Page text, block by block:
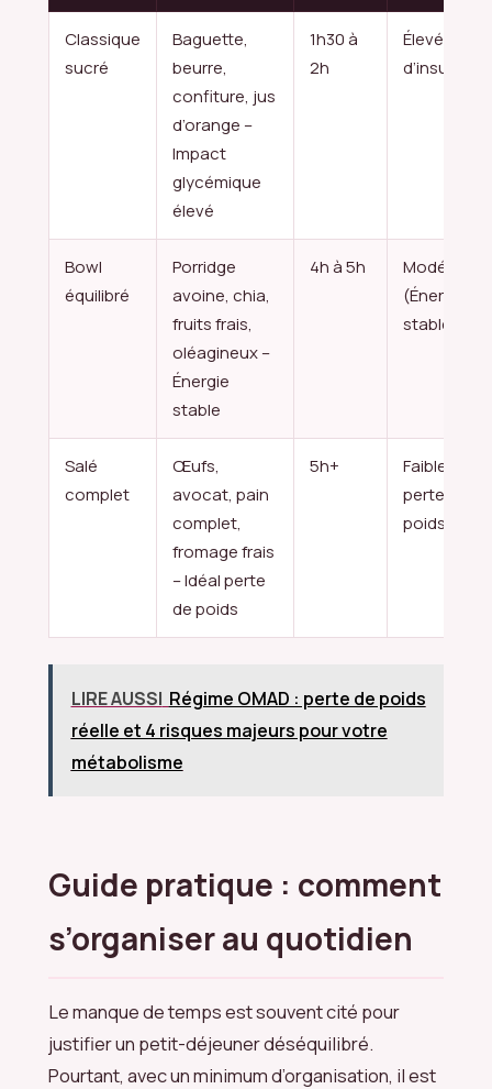
Classique
sucré
Baguette,
beurre,
confiture, jus
d’orange –
Impact
glycémique
élevé
1h30 à
2h
Élevé (Pic
d’insuline)
Bowl
équilibré
Porridge
avoine, chia,
fruits frais,
oléagineux –
Énergie
stable
4h à 5h
Modéré
(Énergie
stable)
Salé
complet
Œufs,
avocat, pain
complet,
fromage frais
– Idéal perte
de poids
5h+
Faible (Idéal
perte de
poids)
LIRE AUSSI Régime OMAD : perte de poids
réelle et 4 risques majeurs pour votre
métabolisme
Guide pratique : comment
s’organiser au quotidien
Le manque de temps est souvent cité pour
justifier un petit-déjeuner déséquilibré.
Pourtant, avec un minimum d’organisation, il est